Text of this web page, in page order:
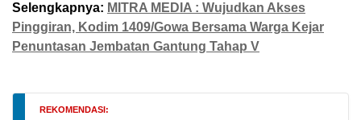
Selengkapnya: MITRA MEDIA : Wujudkan Akses
Pinggiran, Kodim 1409/Gowa Bersama Warga Kejar
Penuntasan Jembatan Gantung Tahap V
REKOMENDASI: